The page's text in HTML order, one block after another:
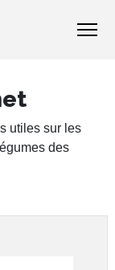
utiles sur les
des